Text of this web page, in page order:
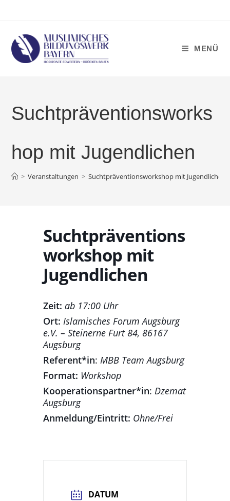
MENÜ
Suchtpräventionsworks
hop mit Jugendlichen
> Veranstaltungen > Suchtpräventionsworkshop mit Jugendlichen
Suchtpräventions
workshop mit
Jugendlichen
Zeit: ab 17:00 Uhr
Ort: Islamisches Forum Augsburg
e.V. – Steinerne Furt 84, 86167
Augsburg
Referent*in: MBB Team Augsburg
Format: Workshop
Kooperationspartner*in: Dzemat
Augsburg
Anmeldung/Eintritt: Ohne/Frei
DATUM